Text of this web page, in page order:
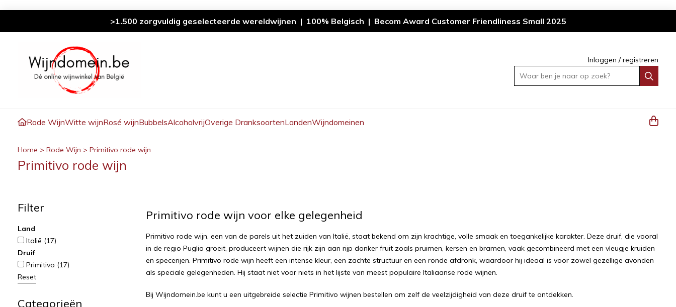
>1.500 zorgvuldig geselecteerde wereldwijnen | 100% Belgisch | Becom Award Customer Friendliness Small 2025
Inloggen /registreren
Waar ben je naar op zoek?
Rode WijnWitte wijnRosé wijnBubbelsAlcoholvrijOverige DranksoortenLandenWijndomeinen
Home > Rode Wijn > Primitivo rode wijn
Primitivo rode wijn
Filter
Land
Italië (17)
Druif
Primitivo (17)
Reset
Categorieën
Primitivo rode wijn voor elke gelegenheid
Primitivo rode wijn, een van de parels uit het zuiden van Italië, staat bekend om zijn krachtige, volle smaak en toegankelijke karakter. Deze druif, die vooral
in de regio Puglia groeit, produceert wijnen die rijk zijn aan rijp donker fruit zoals pruimen, kersen en bramen, vaak gecombineerd met een vleugje kruiden
en specerijen. Primitivo rode wijn heeft een intense kleur, een zachte structuur en een ronde afdronk, waardoor hij ideaal is voor zowel gezellige avonden
als speciale gelegenheden. Hij staat niet voor niets in het lijste van meest populaire Italiaanse rode wijnen.
Bij Wijndomein.be kunt u een uitgebreide selectie Primitivo wijnen bestellen om zelf de veelzijdigheid van deze druif te ontdekken.